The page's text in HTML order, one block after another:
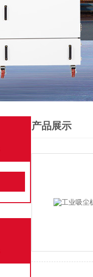
产品展示